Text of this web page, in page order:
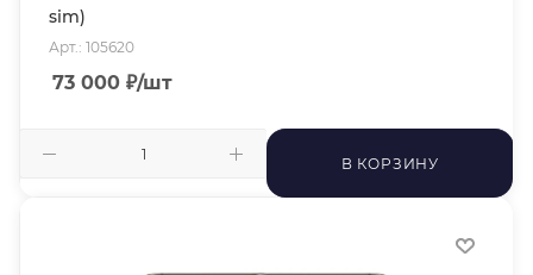
sim)
Арт.: 105620
73 000 ₽/шт
В КОРЗИНУ